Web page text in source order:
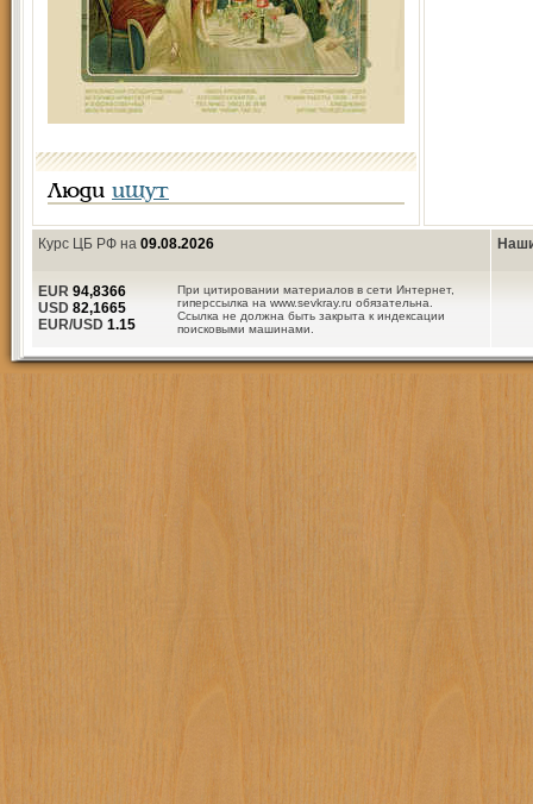
Люди ищут
Курс ЦБ РФ на 09.08.2026
При цитировании материалов в сети Интернет,
гиперссылка на www.sevkray.ru обязательна.
Ссылка не должна быть закрыта к индексации
поисковыми машинами.
EUR 94,8366
USD 82,1665
EUR/USD 1.15